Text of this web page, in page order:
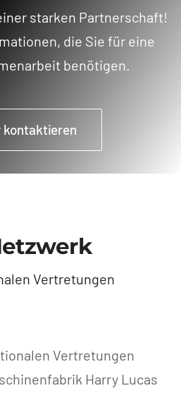
starken Partnerschaft!
die Sie für eine
benötigen.
kontaktieren
Vertretungen
Vertretungen
Harry Lucas